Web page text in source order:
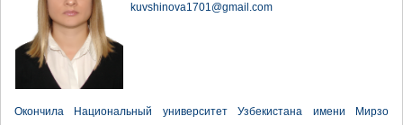
kuvshinova1701@gmail.com
Окончила Национальный университет Узбекистана имени Мирзо